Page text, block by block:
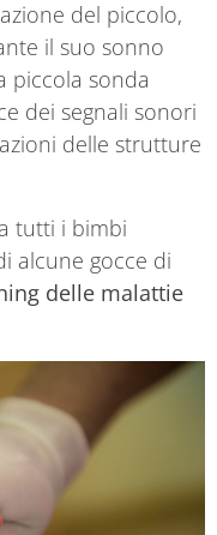
del piccolo,
il suo sonno
piccola sonda
dei segnali sonori
delle strutture
tutti i bimbi
alcune gocce di
delle malattie